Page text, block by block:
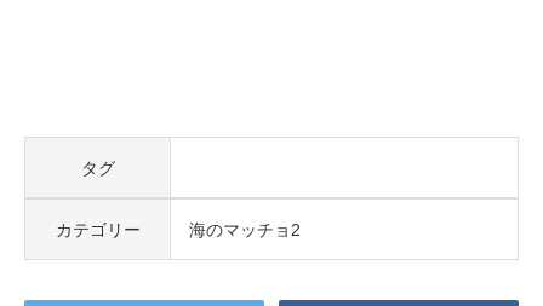
タグ
カテゴリー 海のマッチョ2